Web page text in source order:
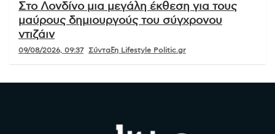
Στο Λονδίνο μια μεγάλη έκθεση για τους
μαύρους δημιουργούς του σύγχρονου
ντιζάιν
09/08/2026, 09:37 Σύνταξη Lifestyle Politic.gr